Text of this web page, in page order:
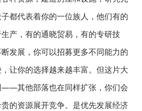
都代表着你的一位族人，他们有的
产，有的通晓贸易，有的专研技
发展，你可以招募更多不同能力的
让你的选择越来越丰富。但这片大
——其他部落也在同样扩张，你们会
的资源展开竞争。是优先发展经济